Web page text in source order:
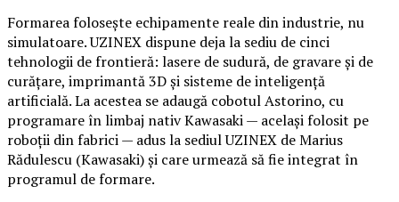
Formarea folosește echipamente reale din industrie, nu
simulatoare. UZINEX dispune deja la sediu de cinci
tehnologii de frontieră: lasere de sudură, de gravare și de
curățare, imprimantă 3D și sisteme de inteligență
artificială. La acestea se adaugă cobotul Astorino, cu
programare în limbaj nativ Kawasaki — același folosit pe
roboții din fabrici — adus la sediul UZINEX de Marius
Rădulescu (Kawasaki) și care urmează să fie integrat în
programul de formare.